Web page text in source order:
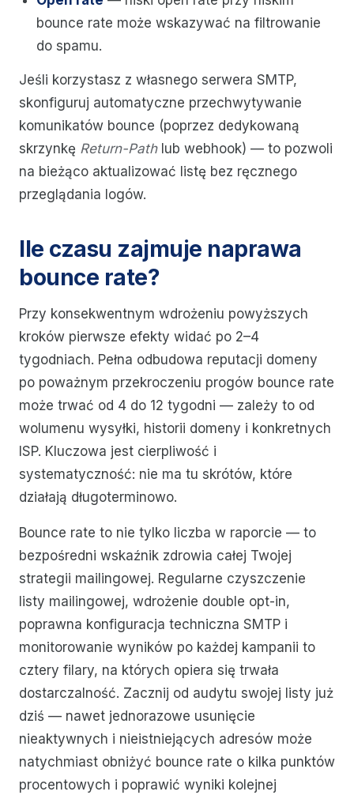
bounce rate może wskazywać na filtrowanie
do spamu.
Jeśli korzystasz z własnego serwera SMTP,
skonfiguruj automatyczne przechwytywanie
komunikatów bounce (poprzez dedykowaną
skrzynkę Return-Pathlub webhook) — to pozwoli
na bieżąco aktualizować listę bez ręcznego
przeglądania logów.
Ile czasu zajmuje naprawa
bounce rate?
Przy konsekwentnym wdrożeniu powyższych
kroków pierwsze efekty widać po 2–4
tygodniach. Pełna odbudowa reputacji domeny
po poważnym przekroczeniu progów bounce rate
może trwać od 4 do 12 tygodni — zależy to od
wolumenu wysyłki, historii domeny i konkretnych
ISP. Kluczowa jest cierpliwość i
systematyczność: nie ma tu skrótów, które
działają długoterminowo.
Bounce rate to nie tylko liczba w raporcie — to
bezpośredni wskaźnik zdrowia całej Twojej
strategii mailingowej. Regularne czyszczenie
listy mailingowej, wdrożenie double opt-in,
poprawna konfiguracja techniczna SMTP i
monitorowanie wyników po każdej kampanii to
cztery filary, na których opiera się trwała
dostarczalność. Zacznij od audytu swojej listy już
dziś — nawet jednorazowe usunięcie
nieaktywnych i nieistniejących adresów może
natychmiast obniżyć bounce rate o kilka punktów
procentowych i poprawić wyniki kolejnej